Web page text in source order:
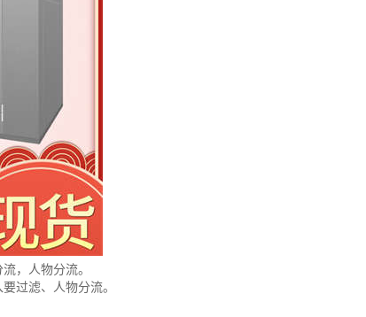
，人物分流。
过滤、人物分流。